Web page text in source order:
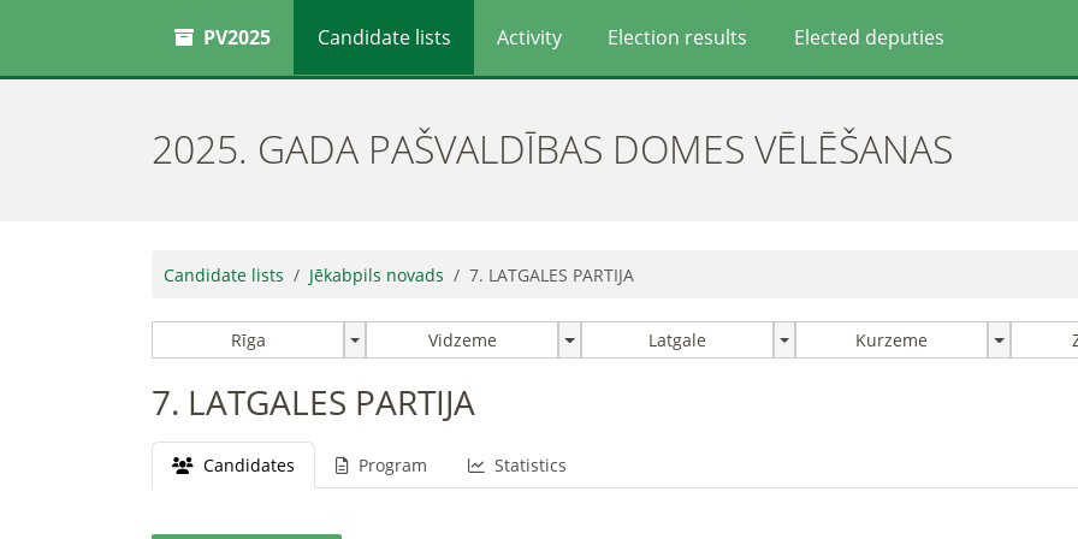
PV2025 Candidate lists Activity Election results Elected deputies
2025. GADA PAŠVALDĪBAS DOMES VĒLĒŠANAS
Candidate lists Jēkabpils novads 7. LATGALES PARTIJA
Rīga Vidzeme Latgale Kurzeme
7. LATGALES PARTIJA
Candidates Program Statistics